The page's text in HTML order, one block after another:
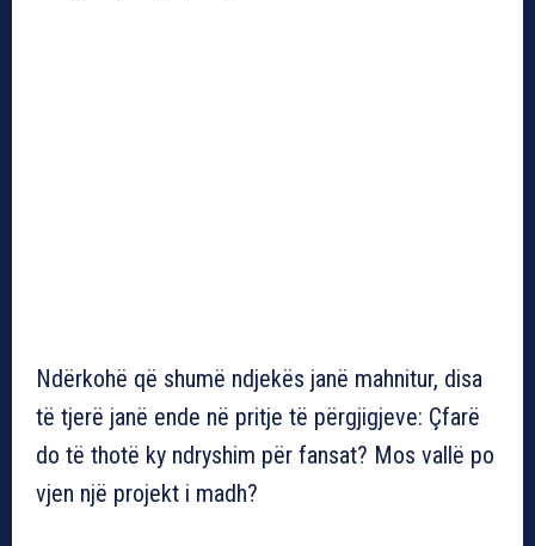
Ndërkohë që shumë ndjekës janë mahnitur, disa
të tjerë janë ende në pritje të përgjigjeve: Çfarë
do të thotë ky ndryshim për fansat? Mos vallë po
vjen një projekt i madh?